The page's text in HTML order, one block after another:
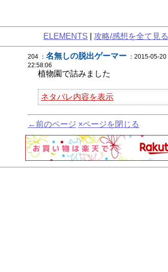
ELEMENTS 攻略/感想を全て見る
204 ： 名無しの脱出ゲーマー ：2015-05-20
22:58:06
植物園で詰みました
ネタバレ内容を表示
←前のページ ×ページを閉じる